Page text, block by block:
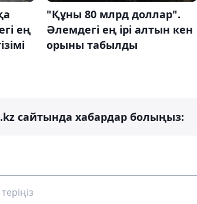
ең
"Құны 80 млрд доллар".
Әлемдегі ең ірі алтын кен
орыны табылды
сайтында хабардар болыңыз: